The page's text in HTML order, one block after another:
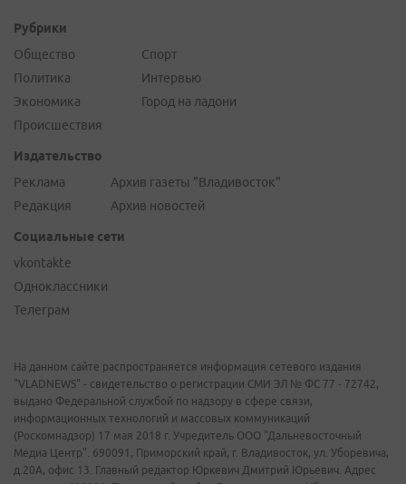
Рубрики
Общество
Политика
Экономика
Происшествия
Спорт
Интервью
Город на ладони
Издательство
Реклама
Редакция
Архив газеты "Владивосток"
Архив новостей
Социальные сети
vkontakte
Одноклассники
Телеграм
На данном сайте распространяется информация сетевого издания
"VLADNEWS" - свидетельство о регистрации СМИ ЭЛ № ФС 77 - 72742,
выдано Федеральной службой по надзору в сфере связи,
информационных технологий и массовых коммуникаций
(Роскомнадзор) 17 мая 2018 г. Учредитель ООО "Дальневосточный
Медиа Центр". 690091, Приморский край, г. Владивосток, ул. Уборевича,
д.20А, офис 13. Главный редактор Юркевич Дмитрий Юрьевич. Адрес